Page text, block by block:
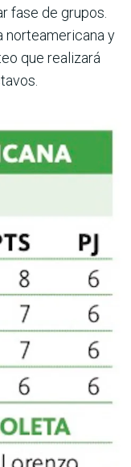
fase de grupos.
norteamericana y
que realizará